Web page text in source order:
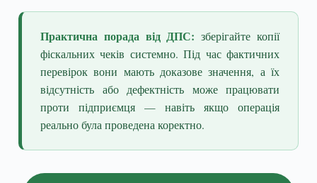
Практична порада від ДПС: зберігайте копії
фіскальних чеків системно. Під час фактичних
перевірок вони мають доказове значення, а їх
відсутність або дефектність може працювати
проти підприємця — навіть якщо операція
реально була проведена коректно.